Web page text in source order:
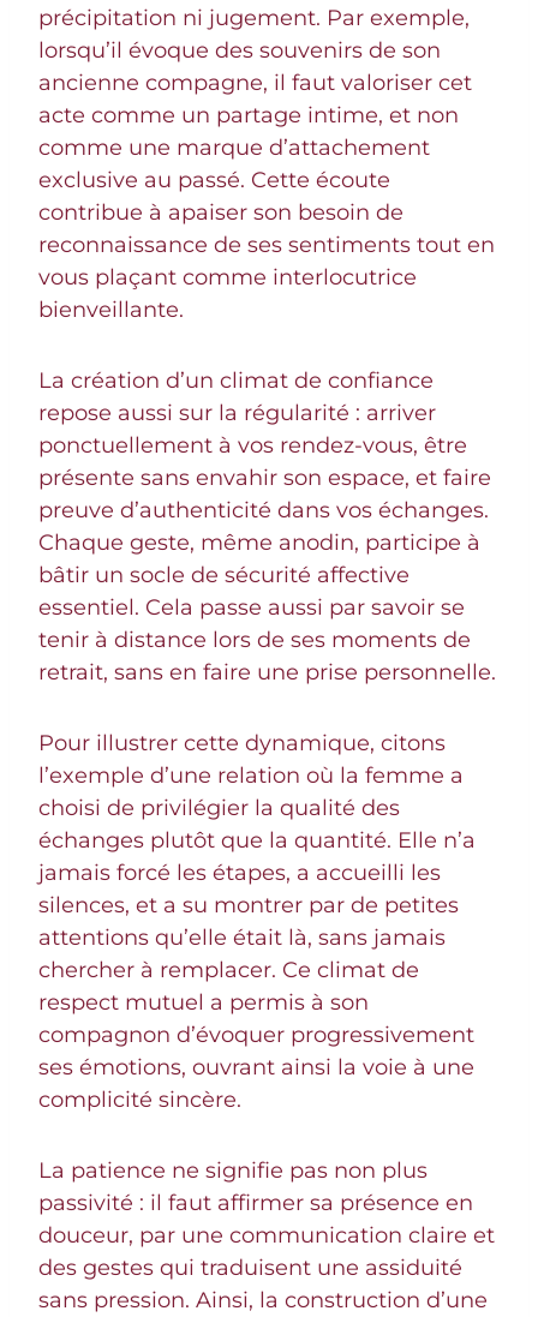
précipitation ni jugement. Par exemple,
lorsqu’il évoque des souvenirs de son
ancienne compagne, il faut valoriser cet
acte comme un partage intime, et non
comme une marque d’attachement
exclusive au passé. Cette écoute
contribue à apaiser son besoin de
reconnaissance de ses sentiments tout en
vous plaçant comme interlocutrice
bienveillante.
La création d’un climat de confiance
repose aussi sur la régularité : arriver
ponctuellement à vos rendez-vous, être
présente sans envahir son espace, et faire
preuve d’authenticité dans vos échanges.
Chaque geste, même anodin, participe à
bâtir un socle de sécurité affective
essentiel. Cela passe aussi par savoir se
tenir à distance lors de ses moments de
retrait, sans en faire une prise personnelle.
Pour illustrer cette dynamique, citons
l’exemple d’une relation où la femme a
choisi de privilégier la qualité des
échanges plutôt que la quantité. Elle n’a
jamais forcé les étapes, a accueilli les
silences, et a su montrer par de petites
attentions qu’elle était là, sans jamais
chercher à remplacer. Ce climat de
respect mutuel a permis à son
compagnon d’évoquer progressivement
ses émotions, ouvrant ainsi la voie à une
complicité sincère.
La patience ne signifie pas non plus
passivité : il faut affirmer sa présence en
douceur, par une communication claire et
des gestes qui traduisent une assiduité
sans pression. Ainsi, la construction d’une